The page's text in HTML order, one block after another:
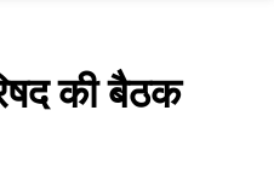
की बैठक